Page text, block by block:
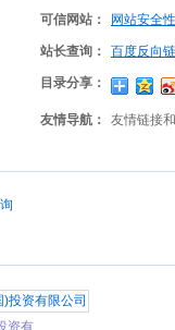
可信网站： 网站安全
站长查询： 百度反向
目录分享：
友情导航： 友情链接
资有